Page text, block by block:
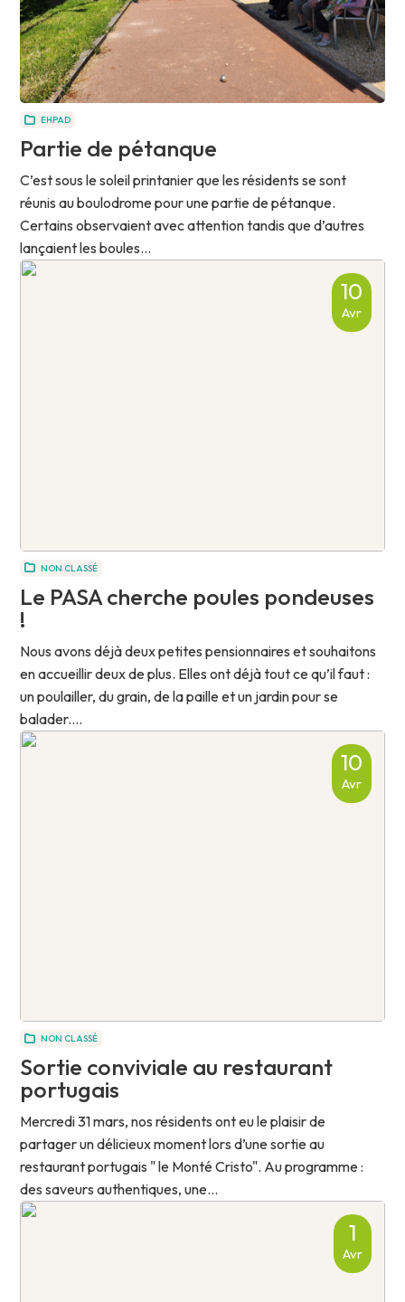
EHPAD
Partie de pétanque
C’est sous le soleil printanier que les résidents se sont
réunis au boulodrome pour une partie de pétanque.
Certains observaient avec attention tandis que d’autres
lançaient les boules...
10
Avr
NON CLASSÉ
Le PASA cherche poules pondeuses
!
Nous avons déjà deux petites pensionnaires et souhaitons
en accueillir deux de plus. Elles ont déjà tout ce qu’il faut :
un poulailler, du grain, de la paille et un jardin pour se
balader....
10
Avr
NON CLASSÉ
Sortie conviviale au restaurant
portugais
Mercredi 31 mars, nos résidents ont eu le plaisir de
partager un délicieux moment lors d’une sortie au
restaurant portugais " le Monté Cristo". Au programme :
des saveurs authentiques, une...
1
Avr